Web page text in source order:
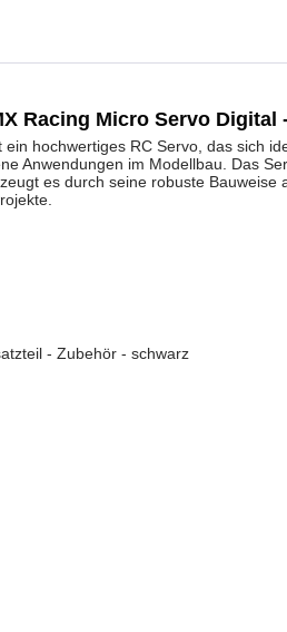
Racing Micro Servo Digital
hochwertiges RC Servo, das sich
Anwendungen im Modellbau. Das
es durch seine robuste
- Zubehör - schwarz